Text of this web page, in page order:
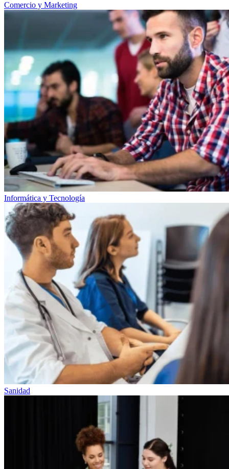
Comercio y Marketing
Informática y Tecnología
Sanidad